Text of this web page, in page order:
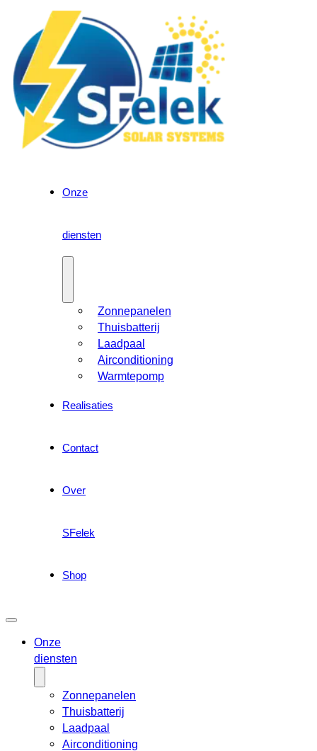
Onze
diensten
Zonnepanelen
Thuisbatterij
Laadpaal
Airconditioning
Warmtepomp
Realisaties
Contact
Over
SFelek
Shop
Onze
diensten
Zonnepanelen
Thuisbatterij
Laadpaal
Airconditioning